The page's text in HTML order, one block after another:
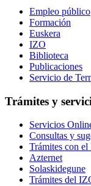
Empleo público
Formación
Euskera
IZO
Biblioteca
Publicaciones
Servicio de
Trámites y
Servicios
Consultas y
Trámites con
Azternet
Solaskidegune
Trámites del